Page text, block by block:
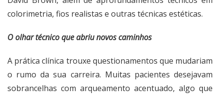
colorimetria, fios realistas e outras técnicas estéticas.
O olhar técnico que abriu novos caminhos
A prática clínica trouxe questionamentos que mudariam
o rumo da sua carreira. Muitas pacientes desejavam
sobrancelhas com arqueamento acentuado, algo que